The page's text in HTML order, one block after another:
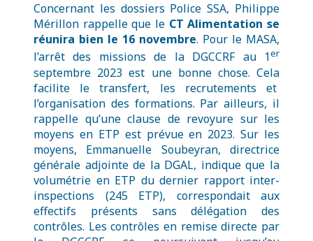
Concernant les dossiers Police SSA, Philippe
Mérillon rappelle que le CT Alimentation se
réunira bien le 16 novembre. Pour le MASA,
l’arrêt des missions de la DGCCRF au 1er
septembre 2023 est une bonne chose. Cela
facilite le transfert, les recrutements et
l’organisation des formations. Par ailleurs, il
rappelle qu’une clause de revoyure sur les
moyens en ETP est prévue en 2023. Sur les
moyens, Emmanuelle Soubeyran, directrice
générale adjointe de la DGAL, indique que la
volumétrie en ETP du dernier rapport inter-
inspections (245 ETP), correspondait aux
effectifs présents sans délégation des
contrôles. Les contrôles en remise directe par